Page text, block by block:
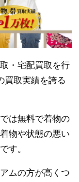
・宅配買取を行
買取実績を誇る
は無料で着物の
物や状態の悪い
す。
ムの方が高くつ